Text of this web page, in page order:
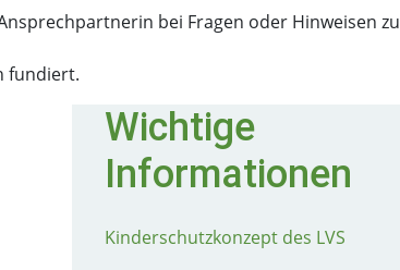
bei Fragen oder Hinweisen zu
fundiert.
Wichtige
Informationen
Kinderschutzkonzept des LVS